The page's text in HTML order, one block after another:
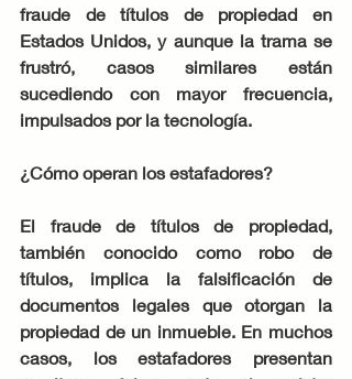
fraude de títulos de propiedad en
Estados Unidos, y aunque la trama se
frustró, casos similares están
sucediendo con mayor frecuencia,
impulsados por la tecnología.
¿Cómo operan los estafadores?
El fraude de títulos de propiedad,
también conocido como robo de
títulos, implica la falsificación de
documentos legales que otorgan la
propiedad de un inmueble. En muchos
casos, los estafadores presentan